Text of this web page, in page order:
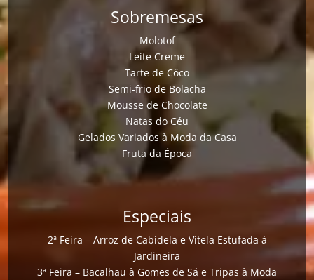
Sobremesas
Molotof
Leite Creme
Tarte de Côco
Semi-frio de Bolacha
Mousse de Chocolate
Natas do Céu
Gelados Variados à Moda da Casa
Fruta da Época
Especiais
2ª Feira – Arroz de Cabidela e Vitela Estufada à
Jardineira
3ª Feira – Bacalhau à Gomes de Sá e Tripas à Moda